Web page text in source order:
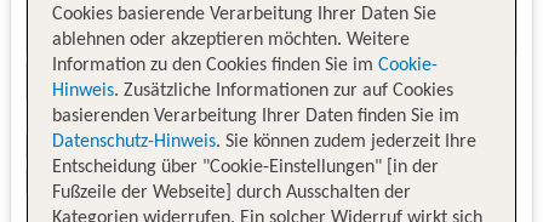
Cookies basierende Verarbeitung Ihrer Daten Sie
ablehnen oder akzeptieren möchten. Weitere
Information zu den Cookies finden Sie im Cookie-
Hinweis. Zusätzliche Informationen zur auf Cookies
basierenden Verarbeitung Ihrer Daten finden Sie im
Datenschutz-Hinweis. Sie können zudem jederzeit Ihre
Entscheidung über "Cookie-Einstellungen" [in der
Fußzeile der Webseite] durch Ausschalten der
Kategorien widerrufen. Ein solcher Widerruf wirkt sich